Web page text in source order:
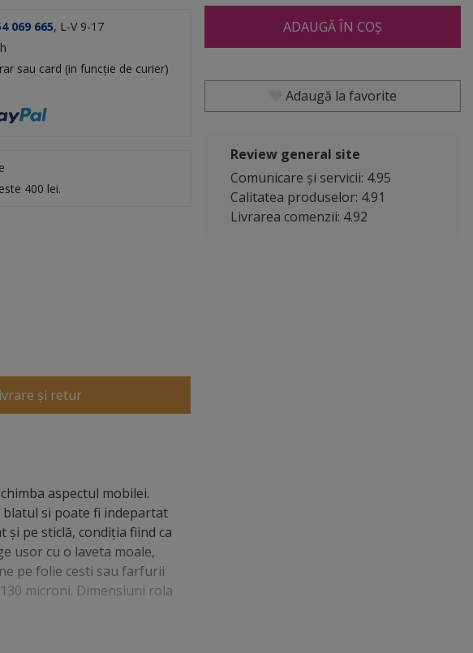
069 665, L-V 9-17
sau card (in funcție de curier)
400 lei.
și retur
aspectul mobilei.
blatul si poate fi indepartat
și pe sticlă, condiția fiind ca
usor cu o laveta moale,
pe folie cesti sau farfurii
microni. Dimensiuni rola
ADAUGĂ ÎN COȘ
Adaugă la favorite
Review general site
Comunicare și servicii: 4.95
Calitatea produselor: 4.91
Livrarea comenzii: 4.92